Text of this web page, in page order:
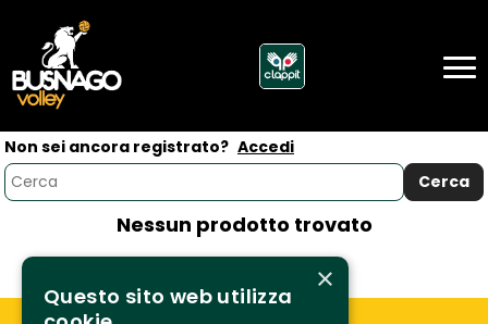
Non sei ancora registrato? Accedi
Nessun prodotto trovato
×
Questo sito web utilizza